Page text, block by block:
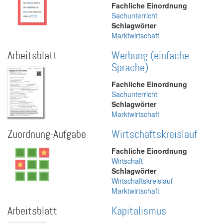
Fachliche Einordnung
Sachunterricht
Schlagwörter
Marktwirtschaft
Arbeitsblatt
Werbung (einfache
Sprache)
Fachliche Einordnung
Sachunterricht
Schlagwörter
Marktwirtschaft
Zuordnung-Aufgabe Wirtschaftskreislauf
Fachliche Einordnung
Wirtschaft
Schlagwörter
Wirtschaftskreislauf
Marktwirtschaft
Arbeitsblatt Kapitalismus